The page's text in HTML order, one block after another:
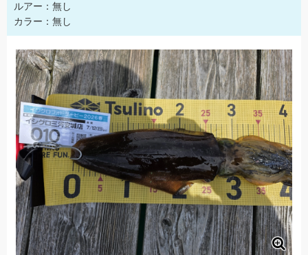
ルアー：無し
カラー：無し